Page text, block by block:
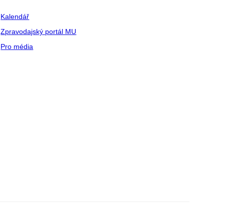
Kalendář
Zpravodajský portál MU
Pro média